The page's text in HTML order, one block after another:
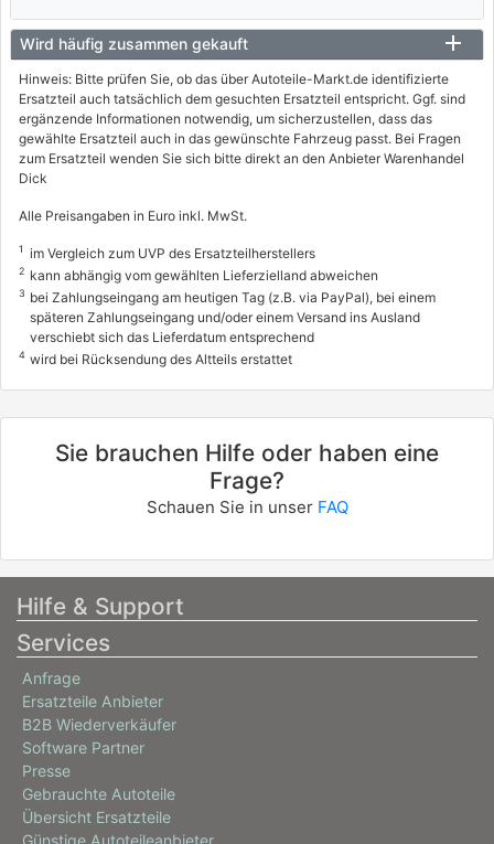
01/2007 - 12/2011
Wird häufig zusammen gekauft
Hinweis: Bitte prüfen Sie, ob das über Autoteile-Markt.de identifizierte
Ersatzteil auch tatsächlich dem gesuchten Ersatzteil entspricht. Ggf. sind
ergänzende Informationen notwendig, um sicherzustellen, dass das
gewählte Ersatzteil auch in das gewünschte Fahrzeug passt. Bei Fragen
zum Ersatzteil wenden Sie sich bitte direkt an den Anbieter Warenhandel
Dick
Alle Preisangaben in Euro inkl. MwSt.
1 im Vergleich zum UVP des Ersatzteilherstellers
2 kann abhängig vom gewählten Lieferzielland abweichen
3 bei Zahlungseingang am heutigen Tag (z.B. via PayPal), bei einem
späteren Zahlungseingang und/oder einem Versand ins Ausland
verschiebt sich das Lieferdatum entsprechend
4 wird bei Rücksendung des Altteils erstattet
Sie brauchen Hilfe oder haben eine
Frage?
Schauen Sie in unser FAQ
Hilfe & Support
Services
Anfrage
Ersatzteile Anbieter
B2B Wiederverkäufer
Software Partner
Presse
Gebrauchte Autoteile
Übersicht Ersatzteile